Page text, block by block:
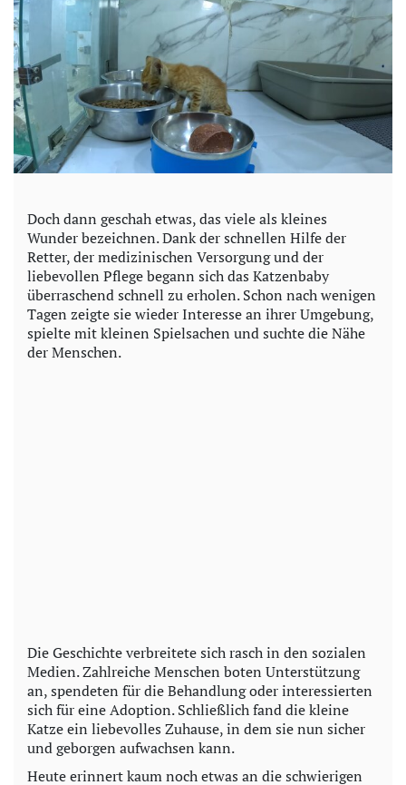
Doch dann geschah etwas, das viele als kleines
Wunder bezeichnen. Dank der schnellen Hilfe der
Retter, der medizinischen Versorgung und der
liebevollen Pflege begann sich das Katzenbaby
überraschend schnell zu erholen. Schon nach wenigen
Tagen zeigte sie wieder Interesse an ihrer Umgebung,
spielte mit kleinen Spielsachen und suchte die Nähe
der Menschen.
Die Geschichte verbreitete sich rasch in den sozialen
Medien. Zahlreiche Menschen boten Unterstützung
an, spendeten für die Behandlung oder interessierten
sich für eine Adoption. Schließlich fand die kleine
Katze ein liebevolles Zuhause, in dem sie nun sicher
und geborgen aufwachsen kann.
Heute erinnert kaum noch etwas an die schwierigen